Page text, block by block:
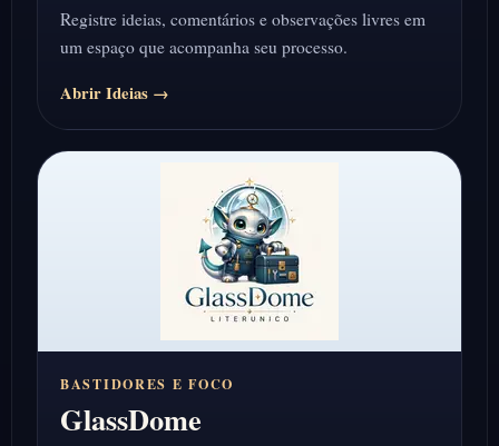
Registre ideias, comentários e observações livres em
um espaço que acompanha seu processo.
Abrir Ideias →
BASTIDORES E FOCO
GlassDome